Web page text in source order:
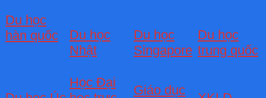
Du học
hàn quốc
Du học
Nhật
Du học
Singapore
Du học
trung quốc
Học Đại
Giáo dục